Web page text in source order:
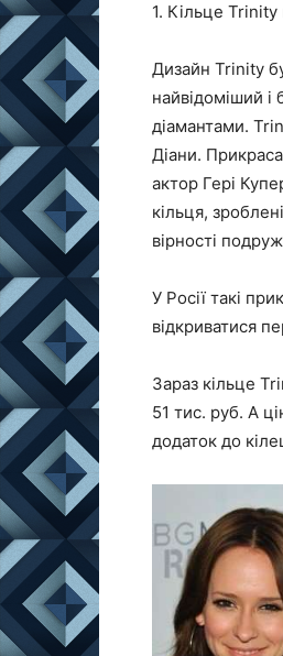
1. Кільце Trinity
Дизайн Trinity
найвідоміший і
діамантами.
Діани.
актор Гері
кільця,
вірності
У Росії такі
відкриватися
Зараз кільце
51 тис. руб. А
додаток до